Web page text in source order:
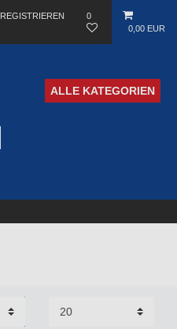
REGISTRIEREN
0
0,00 EUR
ALLE KATEGORIEN